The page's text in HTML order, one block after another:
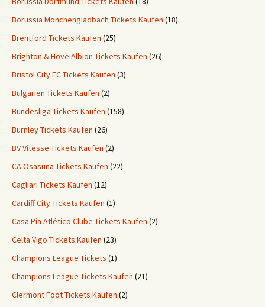
Borussia Mönchengladbach Tickets Kaufen (18)
Brentford Tickets Kaufen (25)
Brighton & Hove Albion Tickets Kaufen (26)
Bristol City FC Tickets Kaufen (3)
Bulgarien Tickets Kaufen (2)
Bundesliga Tickets Kaufen (158)
Burnley Tickets Kaufen (26)
BV Vitesse Tickets Kaufen (2)
CA Osasuna Tickets Kaufen (22)
Cagliari Tickets Kaufen (12)
Cardiff City Tickets Kaufen (1)
Casa Pia Atlético Clube Tickets Kaufen (2)
Celta Vigo Tickets Kaufen (23)
Champions League Tickets (1)
Champions League Tickets Kaufen (21)
Clermont Foot Tickets Kaufen (2)